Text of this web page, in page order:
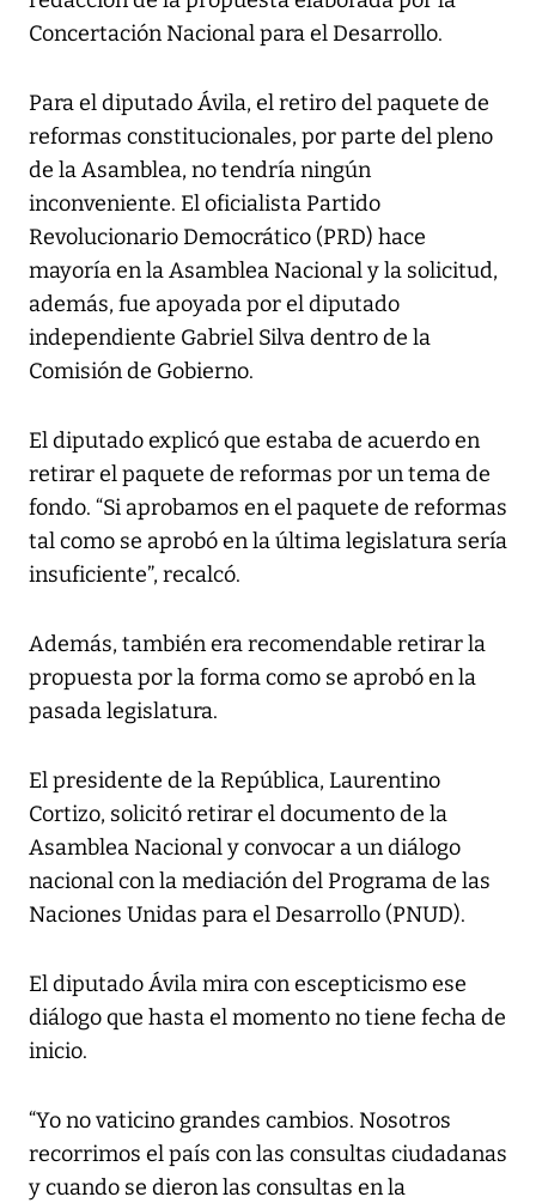
Concertación Nacional para el Desarrollo.
Para el diputado Ávila, el retiro del paquete de
reformas constitucionales, por parte del pleno
de la Asamblea, no tendría ningún
inconveniente. El oficialista Partido
Revolucionario Democrático (PRD) hace
mayoría en la Asamblea Nacional y la solicitud,
además, fue apoyada por el diputado
independiente Gabriel Silva dentro de la
Comisión de Gobierno.
El diputado explicó que estaba de acuerdo en
retirar el paquete de reformas por un tema de
fondo. “Si aprobamos en el paquete de reformas
tal como se aprobó en la última legislatura sería
insuficiente”, recalcó.
Además, también era recomendable retirar la
propuesta por la forma como se aprobó en la
pasada legislatura.
El presidente de la República, Laurentino
Cortizo, solicitó retirar el documento de la
Asamblea Nacional y convocar a un diálogo
nacional con la mediación del Programa de las
Naciones Unidas para el Desarrollo (PNUD).
El diputado Ávila mira con escepticismo ese
diálogo que hasta el momento no tiene fecha de
inicio.
“Yo no vaticino grandes cambios. Nosotros
recorrimos el país con las consultas ciudadanas
y cuando se dieron las consultas en la